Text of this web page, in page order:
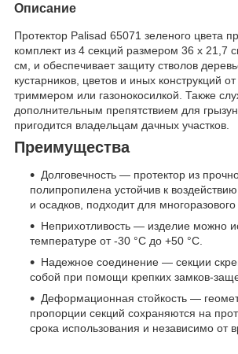
Описание
Протектор Palisad 65071 зеленого цвета
комплект из 4 секций размером 36 х 21,7
см, и обеспечивает защиту стволов
кустарников, цветов и иных конструкций
триммером или газонокосилкой. Также
дополнительным препятствием для
пригодится владельцам дачных участков.
Преимущества
Долговечность — протектор из
полипропилена устойчив к
и осадков, подходит для
Неприхотливость — изделие можно
температуре от -30 °С до +50 °C.
Надежное соединение — секции
собой при помощи крепких замков-
Деформационная стойкость —
пропорции секций сохраняются на
срока использования и независимо от